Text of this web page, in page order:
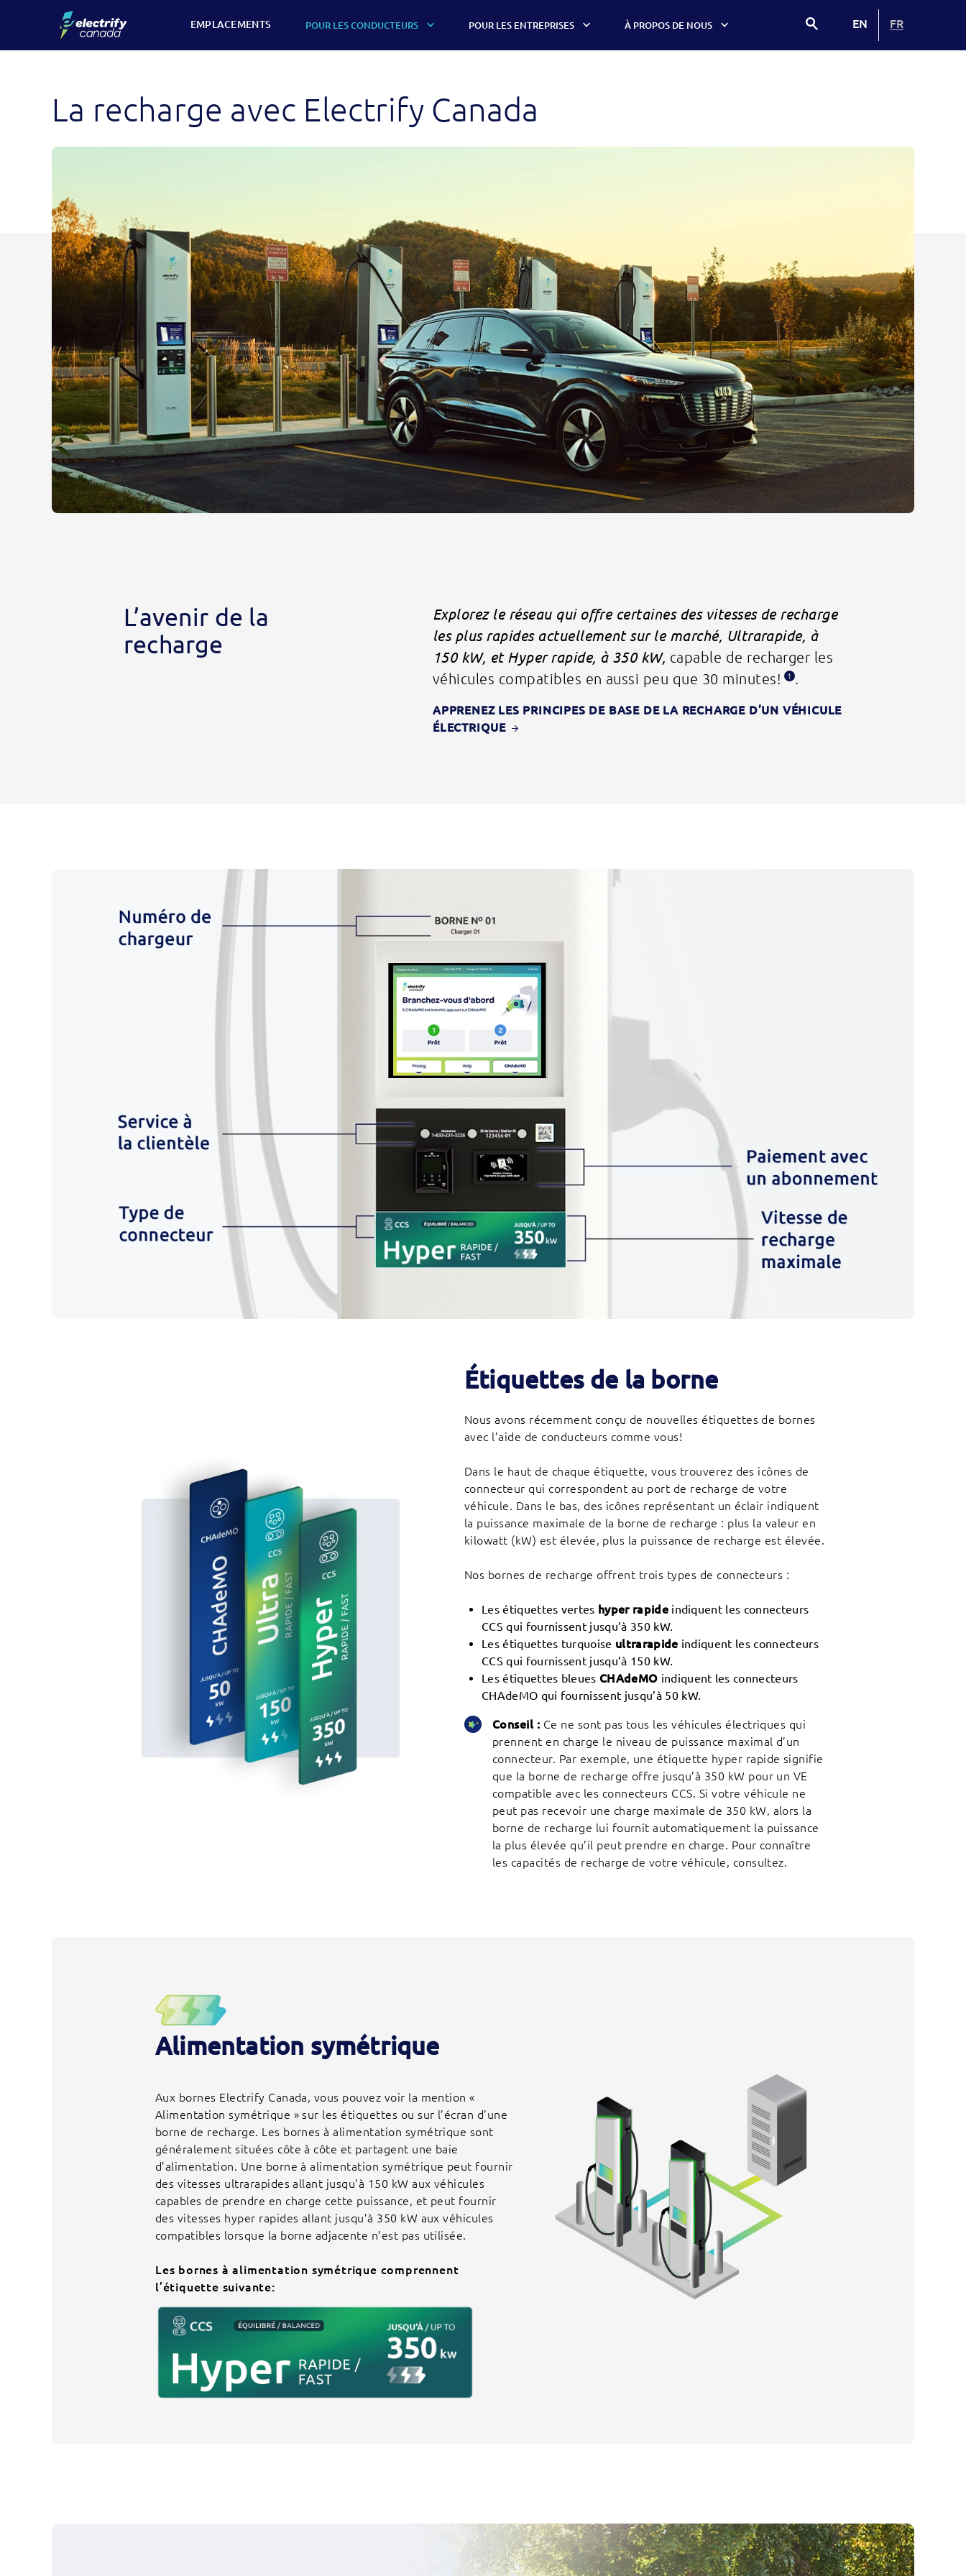
content
EMPLACEMENTS POUR LES CONDUCTEURS POUR LES ENTREPRISES À PROPOS DE NOUS EN FR
La recharge avec Electrify Canada
L’avenir de la
recharge
Explorez le réseau qui offre certaines des vitesses de recharge
les plus rapides actuellement sur le marché, Ultrarapide, à
150 kW, et Hyper rapide, à 350 kW, capable de recharger les
véhicules compatibles en aussi peu que 30 minutes! 1 .
APPRENEZ LES PRINCIPES DE BASE DE LA RECHARGE D’UN VÉHICULE
ÉLECTRIQUE
Étiquettes de la borne
Nous avons récemment conçu de nouvelles étiquettes de bornes
avec l’aide de conducteurs comme vous!
Dans le haut de chaque étiquette, vous trouverez des icônes de
connecteur qui correspondent au port de recharge de votre
véhicule. Dans le bas, des icônes représentant un éclair indiquent
la puissance maximale de la borne de recharge : plus la valeur en
kilowatt (kW) est élevée, plus la puissance de recharge est élevée.
Nos bornes de recharge offrent trois types de connecteurs :
Les étiquettes vertes hyper rapideindiquent les connecteurs
CCS qui fournissent jusqu’à 350 kW.
Les étiquettes turquoise ultrarapide indiquent les connecteurs
CCS qui fournissent jusqu’à 150 kW.
Les étiquettes bleues CHAdeMO indiquent les connecteurs
CHAdeMO qui fournissent jusqu’à 50 kW.
Conseil : Ce ne sont pas tous les véhicules électriques qui
prennent en charge le niveau de puissance maximal d’un
connecteur. Par exemple, une étiquette hyper rapide signifie
que la borne de recharge offre jusqu’à 350 kW pour un VE
compatible avec les connecteurs CCS. Si votre véhicule ne
peut pas recevoir une charge maximale de 350 kW, alors la
borne de recharge lui fournit automatiquement la puissance
la plus élevée qu’il peut prendre en charge. Pour connaître
les capacités de recharge de votre véhicule, consultez.
Alimentation symétrique
Aux bornes Electrify Canada, vous pouvez voir la mention «
Alimentation symétrique » sur les étiquettes ou sur l’écran d’une
borne de recharge. Les bornes à alimentation symétrique sont
généralement situées côte à côte et partagent une baie
d’alimentation. Une borne à alimentation symétrique peut fournir
des vitesses ultrarapides allant jusqu’à 150 kW aux véhicules
capables de prendre en charge cette puissance, et peut fournir
des vitesses hyper rapides allant jusqu’à 350 kW aux véhicules
compatibles lorsque la borne adjacente n’est pas utilisée.
Les bornes à alimentation symétrique comprennent
l’étiquette suivante: